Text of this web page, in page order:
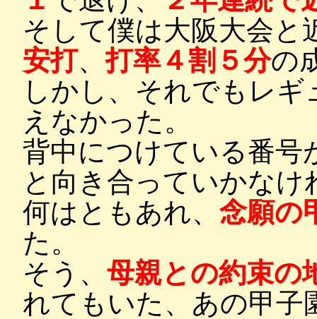
そして僕は大阪大会と
安打、打率４割５分の
しかし、それでもレ
えなかった。
背中につけている番号
と向き合っていかな
何はともあれ、 念願の
た。
そう、 母親との約束の
れてもいた、あの甲子